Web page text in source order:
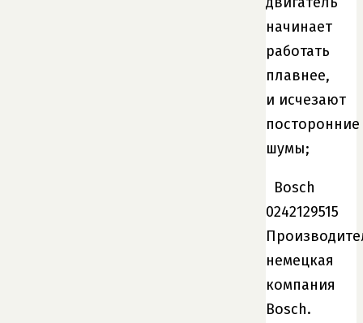
начинает
работать
плавнее,
и исчезают
посторонние
шумы;
Bosch
0242129515
немецкая
компания
Bosch.